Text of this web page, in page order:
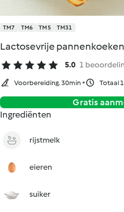
TM7 TM6 TM5 TM31
Lactosevrije
5.0 1
Voorbereiding. 30min Totaal
Gratis
Ingrediënten
rijstmelk
eieren
suiker